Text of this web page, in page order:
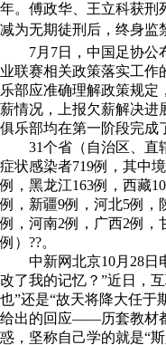
年。傅政华、王立科获刑
减为无期徒刑后，终身监
7月7日，中国足协公布
业联赛相关政策落实工作
乐部应准确理解政策规定
薪情况，上报欠薪解决进
俱乐部均在第一阶段完成
31个省（自治区、直
症状感染者719例，其中
例，黑龙江163例，西藏
例，新疆9例，河北5例，
例，河南2例，广西2例，
例）??。
中新网北京10月28日
改了我的记忆？”近日，
也”还是“故天将降大任于
给出的回应——历套教材
惑，坚称自己学的就是“斯